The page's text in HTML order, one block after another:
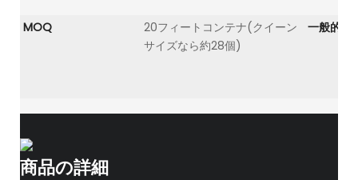
MOQ
20フィートコンテナ(クイーン
サイズなら約28個)
一般的な
商品の詳細